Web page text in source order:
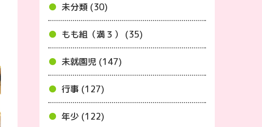
未分類 (30)
もも組（満３） (35)
未就園児 (147)
行事 (127)
年少 (122)